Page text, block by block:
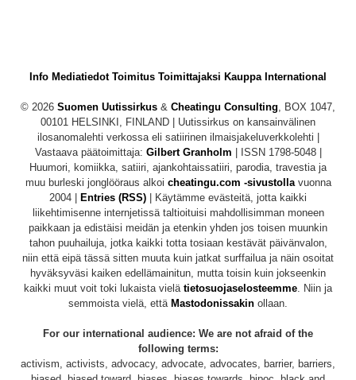
Info Mediatiedot Toimitus Toimittajaksi Kauppa International
© 2026 Suomen Uutissirkus & Cheatingu Consulting , BOX 1047,
00101 HELSINKI, FINLAND | Uutissirkus on kansainvälinen
ilosanomalehti verkossa eli satiirinen ilmaisjakeluverkkolehti |
Vastaava päätoimittaja: Gilbert Granholm | ISSN 1798-5048 |
Huumori, komiikka, satiiri, ajankohtaissatiiri, parodia, travestia ja
muu burleski jonglööraus alkoi cheatingu.com -sivustollavuonna
2004 | Entries (RSS) | Käytämme evästeitä, jotta kaikki
liikehtimisenne internjetissä taltioituisi mahdollisimman moneen
paikkaan ja edistäisi meidän ja etenkin yhden jos toisen muunkin
tahon puuhailuja, jotka kaikki totta tosiaan kestävät päivänvalon,
niin että eipä tässä sitten muuta kuin jatkat surffailua ja näin osoitat
hyväksyväsi kaiken edellämainitun, mutta toisin kuin jokseenkin
kaikki muut voit toki lukaista vielä tietosuojaselosteemme . Niin ja
semmoista vielä, että Mastodonissakin ollaan.
For our international audience: We are not afraid of the
following terms:
activism, activists, advocacy, advocate, advocates, barrier, barriers,